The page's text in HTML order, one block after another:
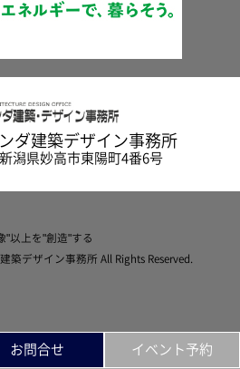
ダ建築デザイン事務所
潟県妙高市東陽町4番6号
"以上を"創造"する
デザイン事務所 All Rights Reserved.
お問合せ イベント予約